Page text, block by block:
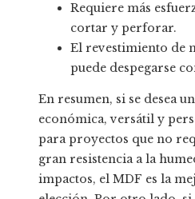
Requiere más
cortar y perforar.
El revestimiento de
puede despegarse
En resumen, si se desea
económica, versátil y
para proyectos que no
gran resistencia a la
impactos, el MDF es la